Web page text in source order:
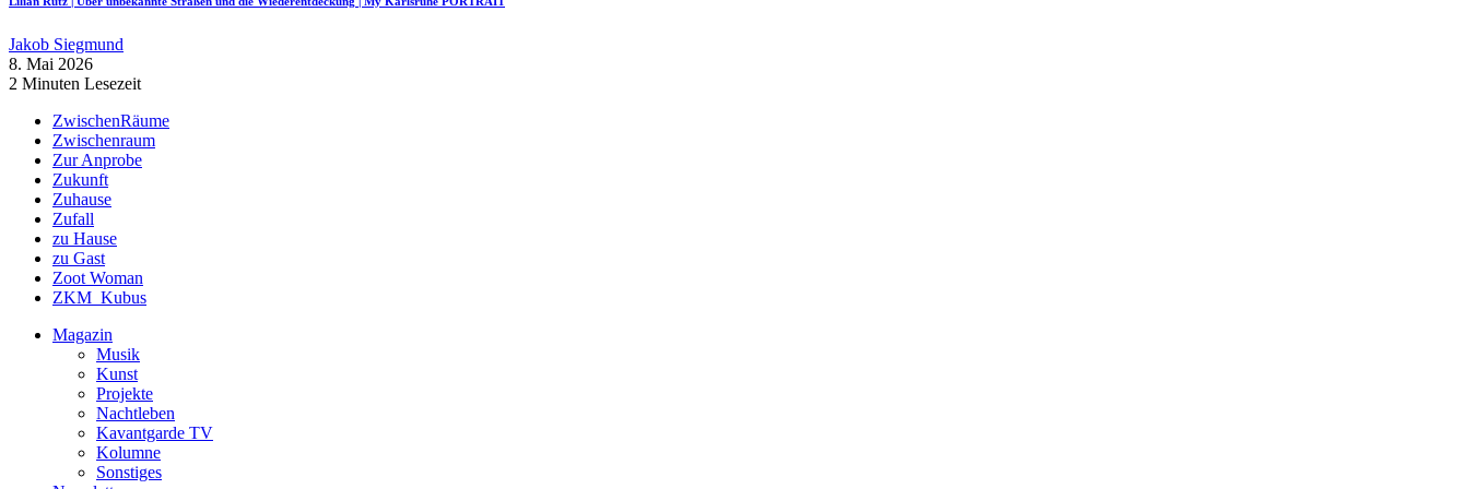
Jakob Siegmund
8. Mai 2026
2 Minuten Lesezeit
ZwischenRäume
Zwischenraum
Zur Anprobe
Zukunft
Zuhause
Zufall
zu Hause
zu Gast
Zoot Woman
ZKM_Kubus
Magazin
Musik
Kunst
Projekte
Nachtleben
Kavantgarde TV
Kolumne
Sonstiges